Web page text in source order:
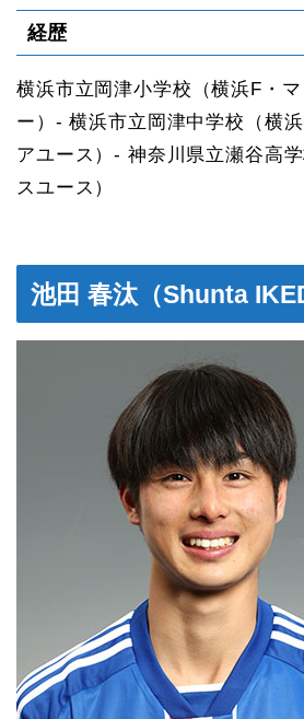
経歴
横浜市立岡津小学校（横浜F・
ー）- 横浜市立岡津中学校（横
アユース）- 神奈川県立瀬谷高
スユース）
池田 春汰（Shunta